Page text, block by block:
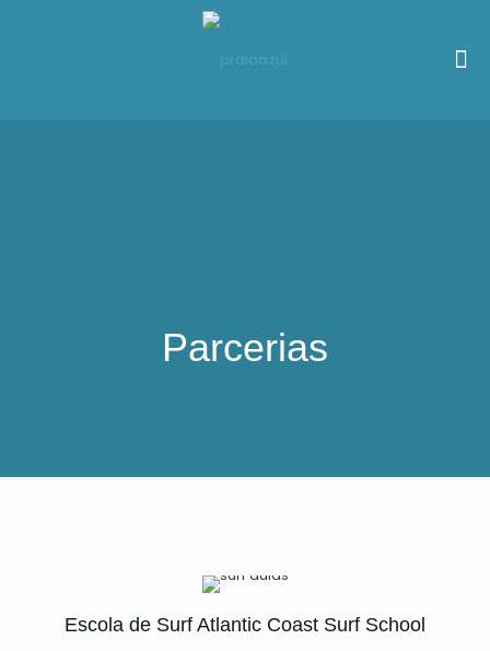
Parcerias
Escola de Surf Atlantic Coast Surf School